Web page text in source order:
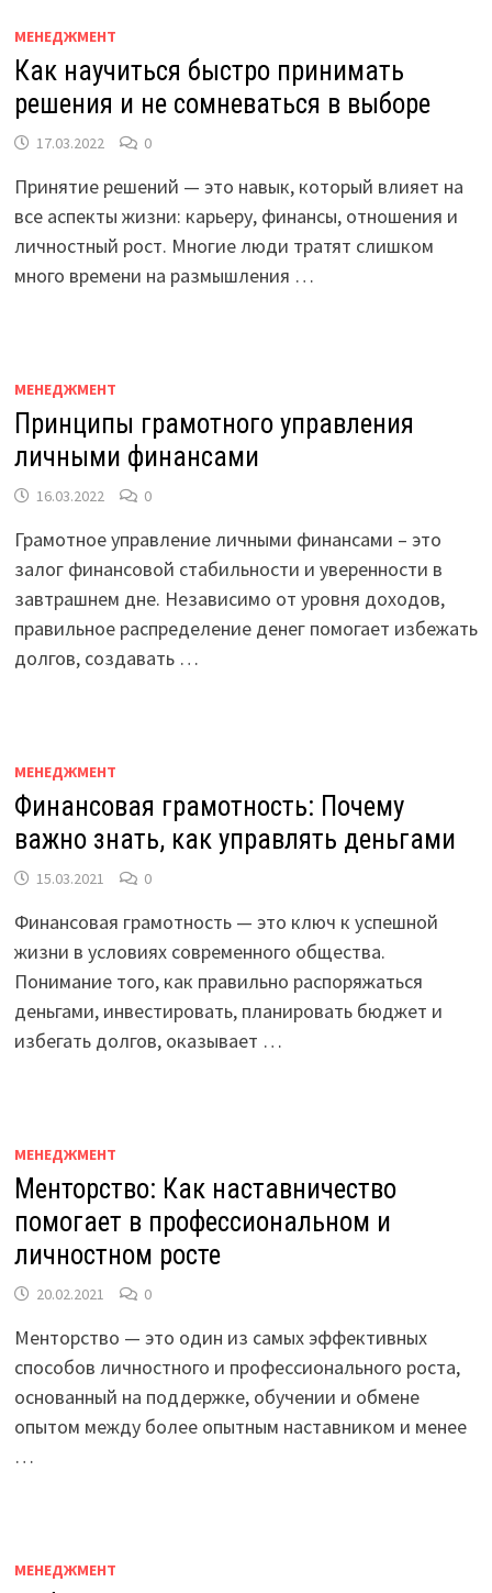
МЕНЕДЖМЕНТ
Как научиться быстро принимать
решения и не сомневаться в выборе
17.03.2022 0
Принятие решений — это навык, который влияет на
все аспекты жизни: карьеру, финансы, отношения и
личностный рост. Многие люди тратят слишком
много времени на размышления …
МЕНЕДЖМЕНТ
Принципы грамотного управления
личными финансами
16.03.2022 0
Грамотное управление личными финансами – это
залог финансовой стабильности и уверенности в
завтрашнем дне. Независимо от уровня доходов,
правильное распределение денег помогает избежать
долгов, создавать …
МЕНЕДЖМЕНТ
Финансовая грамотность: Почему
важно знать, как управлять деньгами
15.03.2021 0
Финансовая грамотность — это ключ к успешной
жизни в условиях современного общества.
Понимание того, как правильно распоряжаться
деньгами, инвестировать, планировать бюджет и
избегать долгов, оказывает …
МЕНЕДЖМЕНТ
Менторство: Как наставничество
помогает в профессиональном и
личностном росте
20.02.2021 0
Менторство — это один из самых эффективных
способов личностного и профессионального роста,
основанный на поддержке, обучении и обмене
опытом между более опытным наставником и менее
…
МЕНЕДЖМЕНТ